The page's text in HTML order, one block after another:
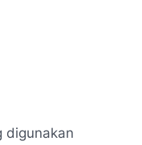
digunakan